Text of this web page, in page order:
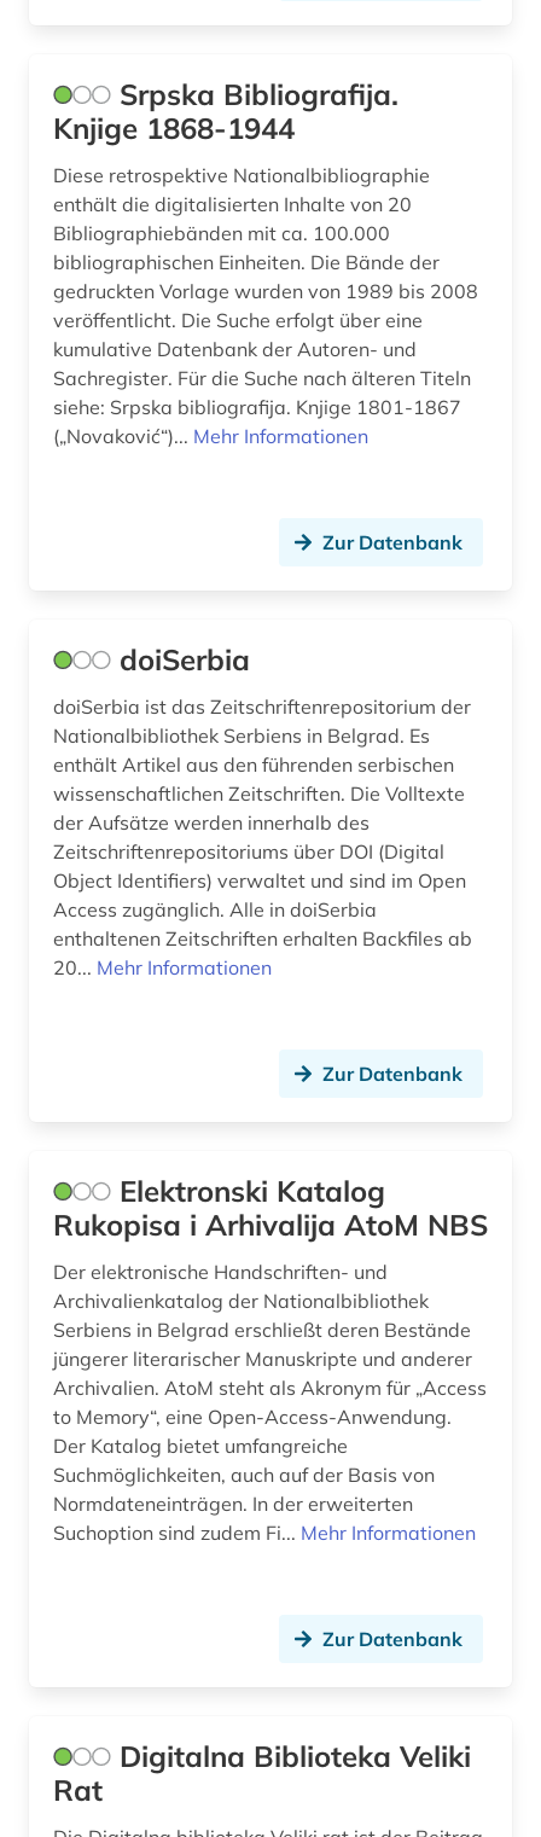
Srpska Bibliografija.
Knjige 1868-1944
Diese retrospektive Nationalbibliographie
enthält die digitalisierten Inhalte von 20
Bibliographiebänden mit ca. 100.000
bibliographischen Einheiten. Die Bände der
gedruckten Vorlage wurden von 1989 bis 2008
veröffentlicht. Die Suche erfolgt über eine
kumulative Datenbank der Autoren- und
Sachregister. Für die Suche nach älteren Titeln
siehe: Srpska bibliografija. Knjige 1801-1867
(„Novaković“)... Mehr Informationen
Zur Datenbank
doiSerbia
doiSerbia ist das Zeitschriftenrepositorium der
Nationalbibliothek Serbiens in Belgrad. Es
enthält Artikel aus den führenden serbischen
wissenschaftlichen Zeitschriften. Die Volltexte
der Aufsätze werden innerhalb des
Zeitschriftenrepositoriums über DOI (Digital
Object Identifiers) verwaltet und sind im Open
Access zugänglich. Alle in doiSerbia
enthaltenen Zeitschriften erhalten Backfiles ab
20... Mehr Informationen
Zur Datenbank
Elektronski Katalog
Rukopisa i Arhivalija AtoM NBS
Der elektronische Handschriften- und
Archivalienkatalog der Nationalbibliothek
Serbiens in Belgrad erschließt deren Bestände
jüngerer literarischer Manuskripte und anderer
Archivalien. AtoM steht als Akronym für „Access
to Memory“, eine Open-Access-Anwendung.
Der Katalog bietet umfangreiche
Suchmöglichkeiten, auch auf der Basis von
Normdateneinträgen. In der erweiterten
Suchoption sind zudem Fi... Mehr Informationen
Zur Datenbank
Digitalna Biblioteka Veliki
Rat